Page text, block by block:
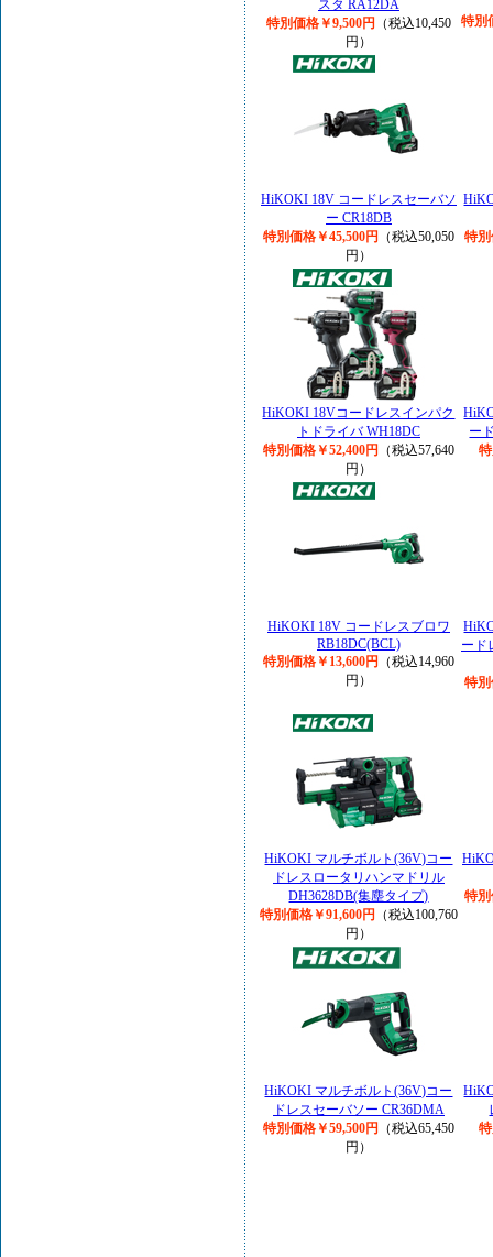
スタ RA12DA
特別価格￥9,500円
（税込10,450
円）
特別
HiKOKI 18V コードレスセーバソ
ー CR18DB
特別価格￥45,500円
（税込50,050
円）
特別
HiKOKI 18Vコードレスインパク
トドライバ WH18DC
特別価格￥52,400円
（税込57,640
円）
ー
HiKOKI 18V コードレスブロワ
RB18DC(BCL)
特別価格￥13,600円
（税込14,960
円）
ード
特別
HiKOKI マルチボルト(36V)コー
ドレスロータリハンマドリル
DH3628DB(集塵タイプ)
特別価格￥91,600円
（税込100,760
円）
特別
HiKOKI マルチボルト(36V)コー
ドレスセーバソー CR36DMA
特別価格￥59,500円
（税込65,450
円）